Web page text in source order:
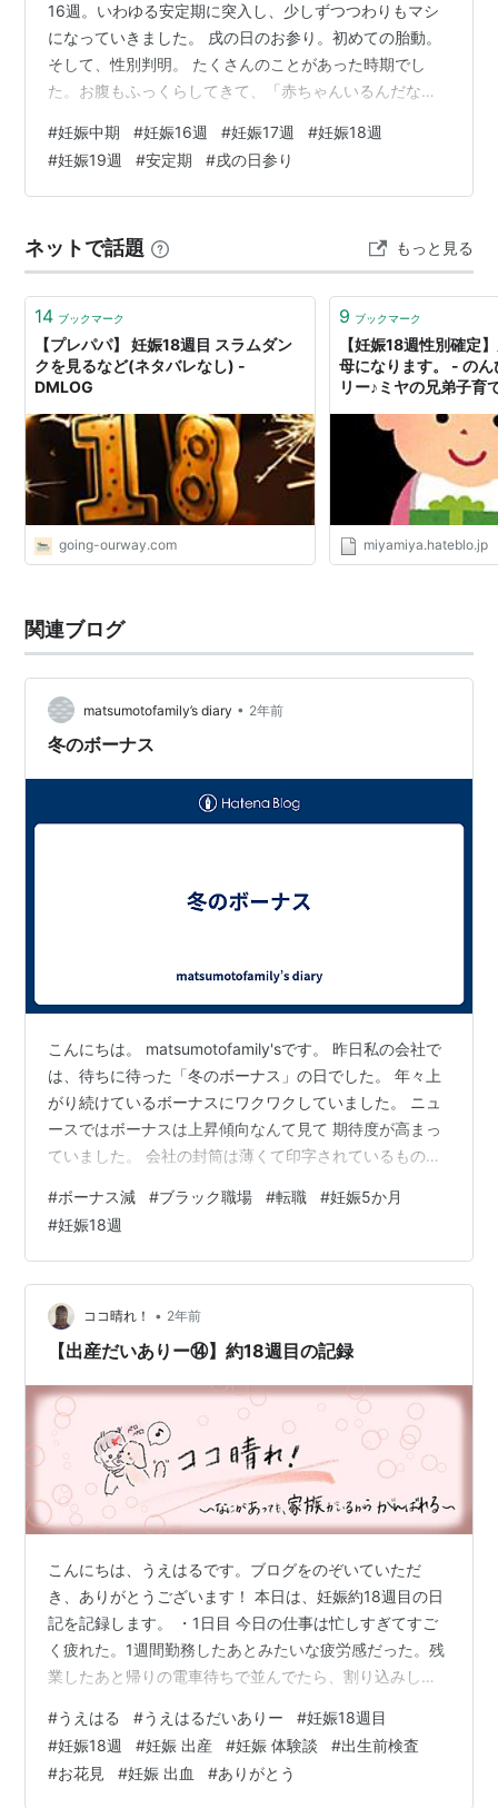
16週。いわゆる安定期に突入し、少しずつつわりもマシ
になっていきました。 戌の日のお参り。初めての胎動。
そして、性別判明。 たくさんのことがあった時期でし
た。お腹もふっくらしてきて、「赤ちゃんいるんだな
しかし、、、 17週！戌の日の安産祈願 18週！初めての胎
動を感じる！ 19週！病院のエコー検査で性別が判明！
BPDと体重も順調にすくすく成長！
し、、、 いよいよ安定期に入りました。 医学的には「安
定期」と呼ばれ…
#妊娠中期 #妊娠16週 #妊娠17週 #妊娠18週
#妊娠19週 #安定期 #戌の日参り
ネットで話題 もっと見る
14 ブックマーク
【プレパパ】 妊娠18週目 スラムダン
クを見るなど(ネタバレなし) -
DMLOG
going-ourway.com
9 ブックマーク
【妊娠18週性別確定
母になります。 - の
リー♪ミヤの兄弟子育
miyamiya.hateblo.jp
関連ブログ
matsumotofamily’s diary • 2年前
冬のボーナス
こんにちは。 matsumotofamily'sです。 昨日私の会社で
は、待ちに待った「冬のボーナス」の日でした。 年々上
がり続けているボーナスにワクワクしていました。 ニュ
ースではボーナスは上昇傾向なんて見て 期待度が高まっ
ていました。 会社の封筒は薄くて印字されているものが
す。 あれ？気のせいかな・・・ 少ない気がする こんな
に少なかったけ？ と思いながらも一日仕事をして帰宅 封
筒からだしてしっかりと明細を見た所やっぱりおかしい
今年の夏のボーナスよりも少ない気がするし 去年の冬の
ボーナスよりも少ない気がする・・・ と今までもらった
給料明細…
#ボーナス減 #ブラック職場 #転職 #妊娠5か月
#妊娠18週
ココ晴れ！ • 2年前
【出産だいありー⑭】約18週目の記録
こんにちは、うえはるです。ブログをのぞいていただ
き、ありがとうございます！ 本日は、妊娠約18週目の日
記を記録します。 ・1日目 今日の仕事は忙しすぎてすご
く疲れた。1週間勤務したあとみたいな疲労感だった。残
業したあと帰りの電車待ちで並んでたら、割り込みして
て、よくわからない言葉でののしられた。私、一応妊婦
なんだけどな。イライラしてたら子どもにも悪影響と思
うけど、感情はどうにもならない。夫のいうように、運
#うえはる #うえはるだいありー #妊娠18週目
#妊娠18週 #妊娠 出産 #妊娠 体験談 #出生前検査
#お花見 #妊娠 出血 #ありがとう